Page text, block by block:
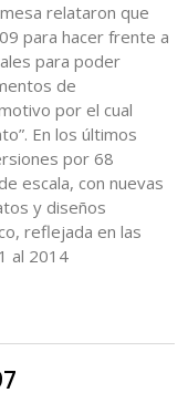
relataron que
para hacer frente a
para poder
de
por el cual
En los últimos
por 68
escala, con nuevas
y diseños
reflejada en las
al 2014